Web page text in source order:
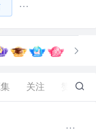
关注 268